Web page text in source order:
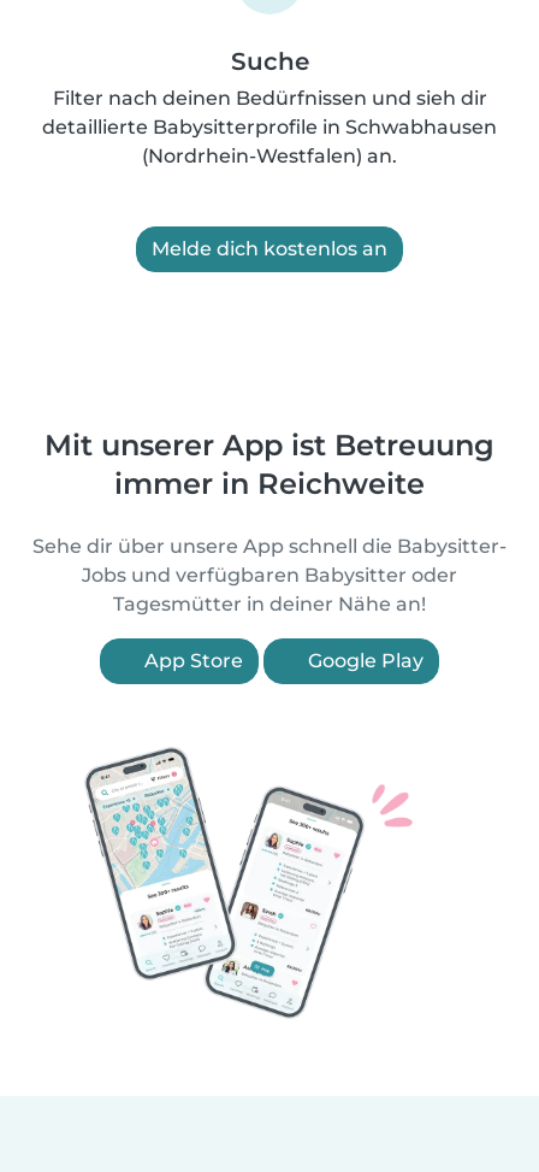
Suche
Filter nach deinen Bedürfnissen und sieh dir
detaillierte Babysitterprofile in Schwabhausen
(Nordrhein-Westfalen) an.
Melde dich kostenlos an
Mit unserer App ist Betreuung
immer in Reichweite
Sehe dir über unsere App schnell die Babysitter-
Jobs und verfügbaren Babysitter oder
Tagesmütter in deiner Nähe an!
App Store Google Play